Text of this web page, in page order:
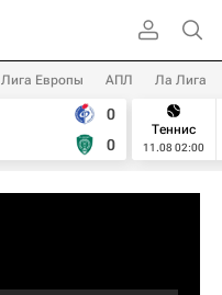
Лига Европы АПЛ Ла Лига
0
0
Теннис
11.08 02:00